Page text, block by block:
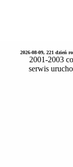
2026-08-09, 221 dzień
2001-2003
serwis